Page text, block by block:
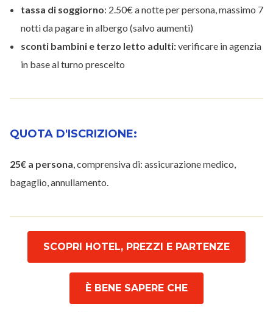
tassa di soggiorno: 2.50€ a notte per persona, massimo 7
notti da pagare in albergo (salvo aumenti)
sconti bambini e terzo letto adulti:verificare in agenzia
in base al turno prescelto
QUOTA D'ISCRIZIONE:
25€ a persona, comprensiva di: assicurazione medico,
bagaglio, annullamento.
SCOPRI HOTEL, PREZZI E PARTENZE
È BENE SAPERE CHE